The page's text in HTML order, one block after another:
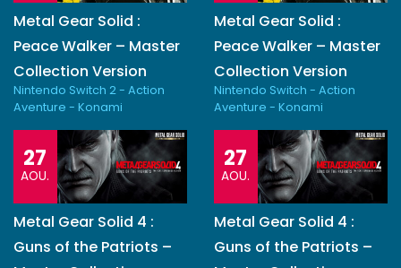
Metal Gear Solid :
Peace Walker – Master
Collection Version
Nintendo Switch 2 - Action
Aventure - Konami
Metal Gear Solid :
Peace Walker – Master
Collection Version
Nintendo Switch - Action
Aventure - Konami
27
AOU.
Metal Gear Solid 4 :
Guns of the Patriots –
27
AOU.
Metal Gear Solid 4 :
Guns of the Patriots –